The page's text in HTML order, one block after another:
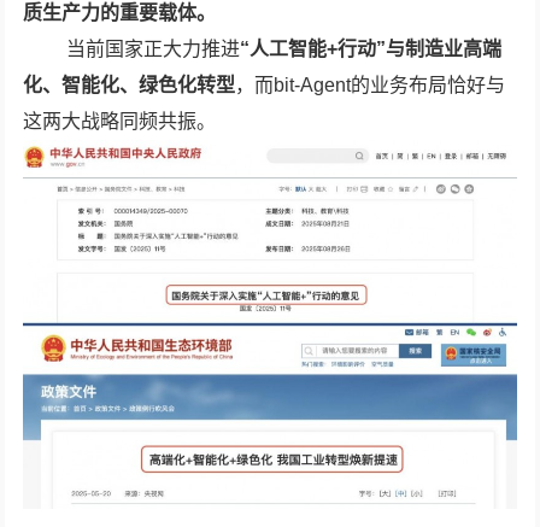
质生产力的重要载体。
当前国家正大力推进“人工智能+行动”与制造业高端
化、智能化、绿色化转型，而bit-Agent的业务布局恰好与
这两大战略同频共振。